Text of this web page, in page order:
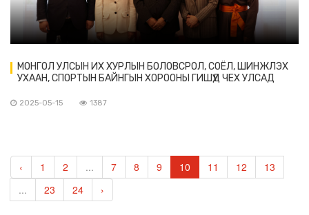
МОНГОЛ УЛСЫН ИХ ХУРЛЫН БОЛОВСРОЛ, СОЁЛ, ШИНЖЛЭХ
УХААН, СПОРТЫН БАЙНГЫН ХОРООНЫ ГИШҮҮД ЧЕХ УЛСАД
2025-05-15 1387
‹ 1 2 ... 7 8 9 10 11 12
13
...
23 24 ›